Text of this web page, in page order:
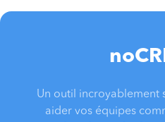
Un outil incroyablement
aider vos équipes